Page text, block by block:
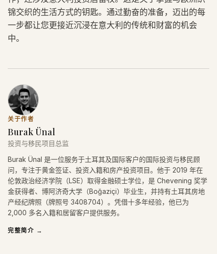
锦交织的生活方式的钥匙。通过勤奋的准备，迈出的每
一步都让您更接近沉浸在意大利的传统和财富的机会
中。
关于作者
Burak Ünal
投资与移民项目总监
Burak Ünal 是一位服务于土耳其及国际客户的国际投资与移民顾
问，专注于黄金签证、投资入籍和房产投资项目。他于 2019 年在
伦敦政治经济学院（LSE）取得金融硕士学位，是 Chevening 奖学
金获得者、博阿济奇大学（Boğaziçi）毕业生，并持有土耳其房地
产经纪牌照（牌照号 3408704）。凭借十多年经验，他已为
2,000 多名入籍和居留客户提供服务。
完整简介 →